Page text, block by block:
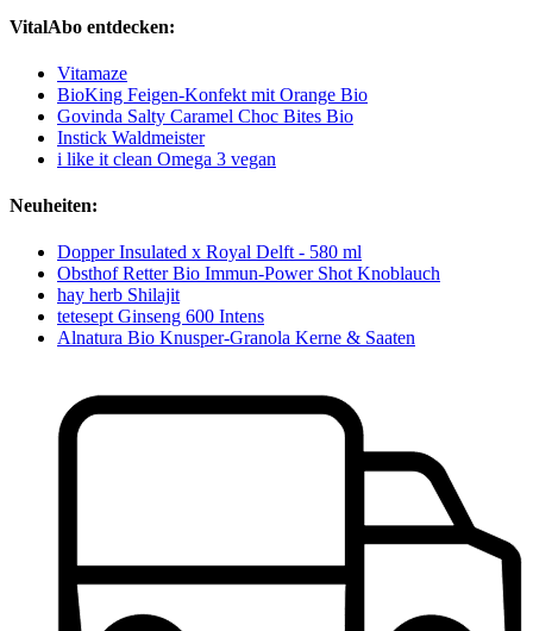
VitalAbo entdecken:
Vitamaze
BioKing Feigen-Konfekt mit Orange Bio
Govinda Salty Caramel Choc Bites Bio
Instick Waldmeister
i like it clean Omega 3 vegan
Neuheiten:
Dopper Insulated x Royal Delft - 580 ml
Obsthof Retter Bio Immun-Power Shot Knoblauch
hay herb Shilajit
tetesept Ginseng 600 Intens
Alnatura Bio Knusper-Granola Kerne & Saaten